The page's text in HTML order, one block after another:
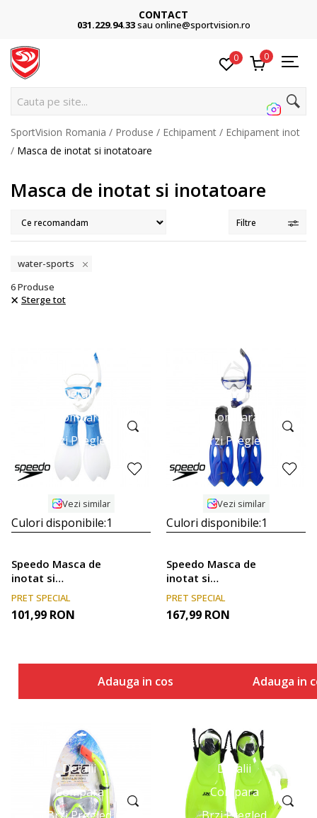
CONTACT
031.229.94.33sau online@sportvision.ro
0 0
Cauta pe site...
SportVision Romania Produse Echipament
Echipament inot
Masca de inotat si inotatoare
Masca de inotat si inotatoare
Filtre
water-sports
6Produse
Sterge tot
Detalii
Compara
Brzi Pregled
Vezi similar
Culori disponibile:1
Speedo Masca de
inotat si
inotatoare GLIDE
SET
PRET SPECIAL
101,99 RON
Adauga in cos
Detalii
Compara
Brzi Pregled
Vezi similar
Culori disponibile:1
Speedo Masca de
inotat si
inotatoare GLIDE
& FIN SET
PRET SPECIAL
167,99 RON
Adauga in
Detalii
Compara
Detalii
Compara